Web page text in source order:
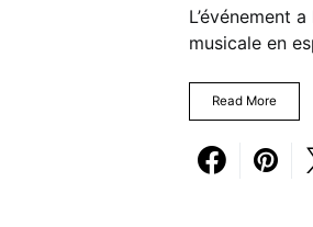
L’événement
musicale en
Read More